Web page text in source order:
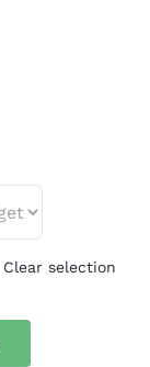
Clear selection